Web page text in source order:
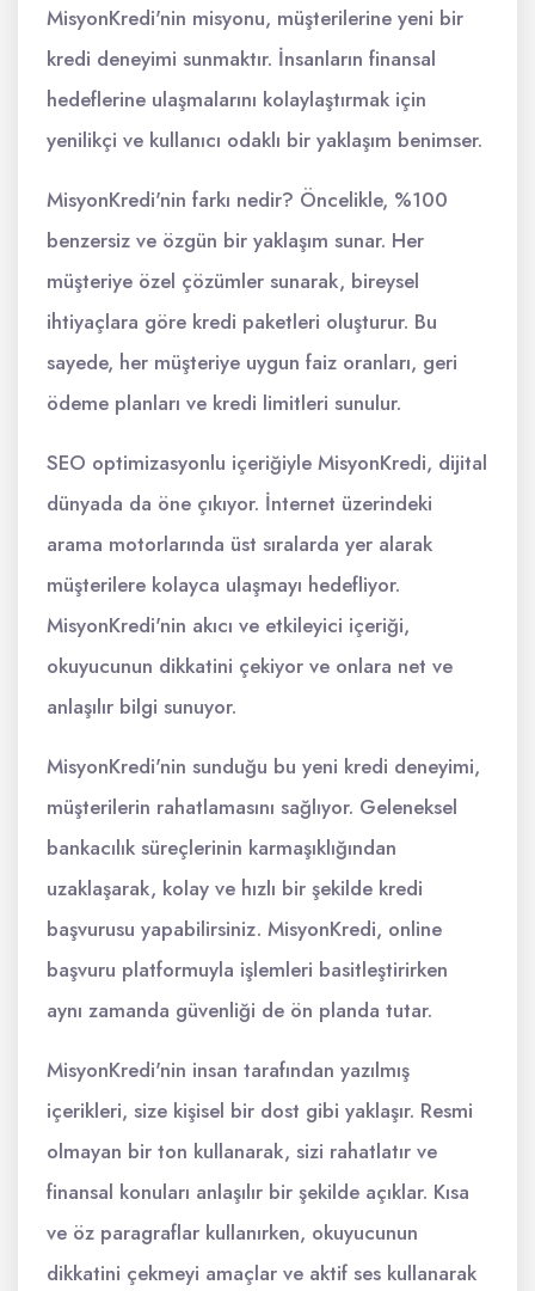
MisyonKredi'nin misyonu, müşterilerine yeni bir
kredi deneyimi sunmaktır. İnsanların finansal
hedeflerine ulaşmalarını kolaylaştırmak için
yenilikçi ve kullanıcı odaklı bir yaklaşım benimser.
MisyonKredi'nin farkı nedir? Öncelikle, %100
benzersiz ve özgün bir yaklaşım sunar. Her
müşteriye özel çözümler sunarak, bireysel
ihtiyaçlara göre kredi paketleri oluşturur. Bu
sayede, her müşteriye uygun faiz oranları, geri
ödeme planları ve kredi limitleri sunulur.
SEO optimizasyonlu içeriğiyle MisyonKredi, dijital
dünyada da öne çıkıyor. İnternet üzerindeki
arama motorlarında üst sıralarda yer alarak
müşterilere kolayca ulaşmayı hedefliyor.
MisyonKredi'nin akıcı ve etkileyici içeriği,
okuyucunun dikkatini çekiyor ve onlara net ve
anlaşılır bilgi sunuyor.
MisyonKredi'nin sunduğu bu yeni kredi deneyimi,
müşterilerin rahatlamasını sağlıyor. Geleneksel
bankacılık süreçlerinin karmaşıklığından
uzaklaşarak, kolay ve hızlı bir şekilde kredi
başvurusu yapabilirsiniz. MisyonKredi, online
başvuru platformuyla işlemleri basitleştirirken
aynı zamanda güvenliği de ön planda tutar.
MisyonKredi'nin insan tarafından yazılmış
içerikleri, size kişisel bir dost gibi yaklaşır. Resmi
olmayan bir ton kullanarak, sizi rahatlatır ve
finansal konuları anlaşılır bir şekilde açıklar. Kısa
ve öz paragraflar kullanırken, okuyucunun
dikkatini çekmeyi amaçlar ve aktif ses kullanarak